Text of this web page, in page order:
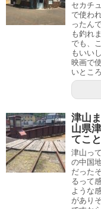
セカチ
で使わ
ったん
も釣れ
でも、
もいい
映画で
いとこ
津山
山県
てこと
津山っ
の中国
だった
るって
ような
があり